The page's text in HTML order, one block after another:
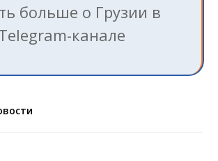
больше о Грузии в
канале